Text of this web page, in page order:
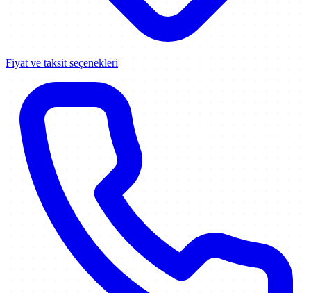
Fiyat ve taksit seçenekleri